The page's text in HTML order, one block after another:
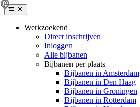
Werkzoekend
Direct inschrijven
Inloggen
Alle bijbanen
Bijbanen per plaats
Bijbanen in Amsterdam
Bijbanen in Den Haag
Bijbanen in Groningen
Bijbanen in Rotterdam